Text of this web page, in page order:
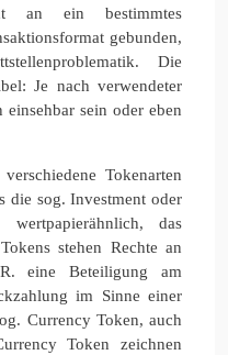
an ein bestimmtes
gebunden,
Die
Je nach verwendeter
sein oder eben
Tokenarten
die sog. Investment oder
das
stehen Rechte an
eine Beteiligung am
im Sinne einer
Currency Token, auch
Token zeichnen